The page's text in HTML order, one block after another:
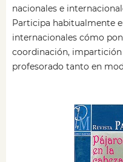
nacionales e
Participa habitualmente
internacionales cómo
coordinación,
profesorado tanto en